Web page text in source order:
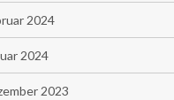
2024
2024
2023